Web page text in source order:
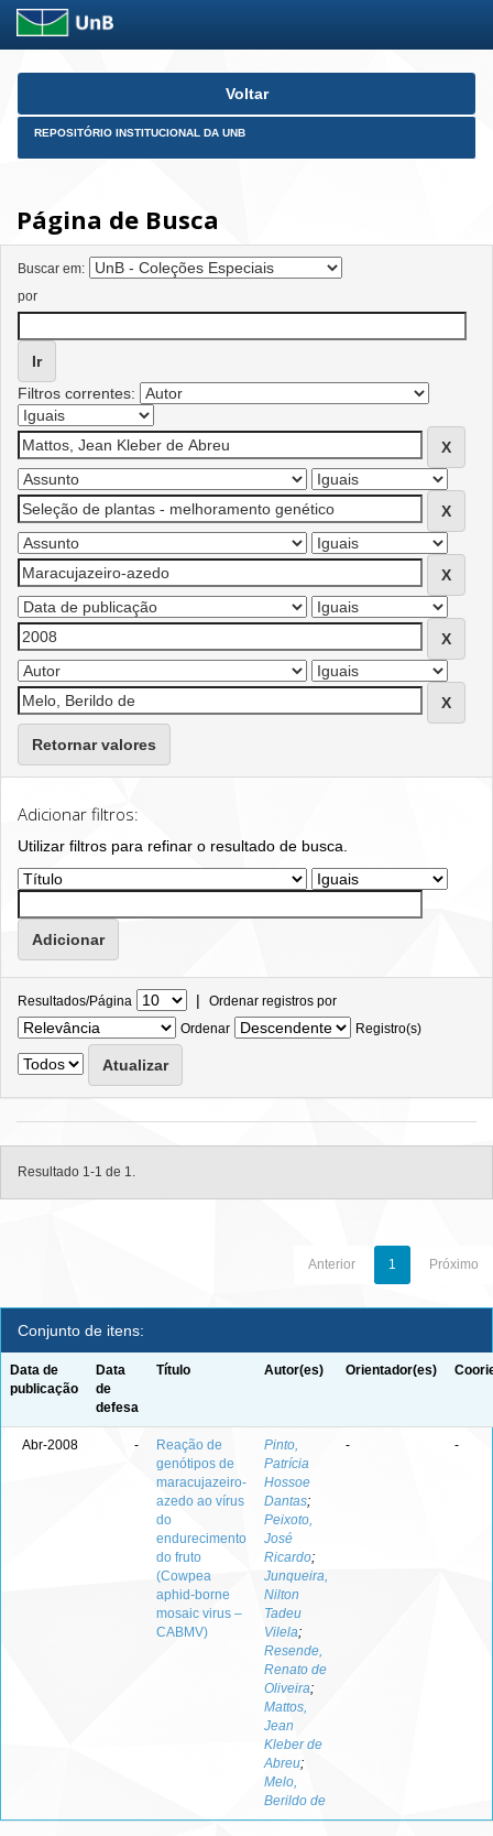
Skip
Voltar
REPOSITÓRIO INSTITUCIONAL DA UNB
Página de Busca
Buscar em:
por
Filtros correntes:
Retornar valores
Adicionar filtros:
Utilizar filtros para refinar o resultado de busca.
Resultados/Página | Ordenar registros por
Ordenar
Registro(s)
Resultado 1-1 de 1.
Anterior 1 Próximo
Conjunto de itens:
Data de
publicação
Data
de
defesa
Título Autor(es) Orientador(es)
Abr-2008 -
Reação de
genótipos de
maracujazeiro-
azedo ao vírus
do
endurecimento
do fruto
(Cowpea
aphid-borne
mosaic virus –
CABMV)
Pinto,
Patrícia
Hossoe
Dantas;
Peixoto,
José
Ricardo;
Junqueira,
Nilton
Tadeu
Vilela;
Resende,
Renato de
Oliveira;
Mattos,
Jean
Kleber de
Abreu;
Melo,
Berildo de
- -